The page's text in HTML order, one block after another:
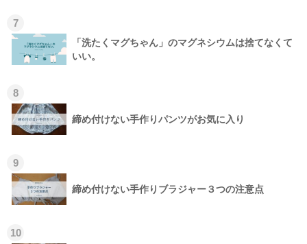
7
「洗たくマグちゃん」のマグネシウムは捨てなくて
いい。
8
締め付けない手作りパンツがお気に入り
9
締め付けない手作りブラジャー３つの注意点
10